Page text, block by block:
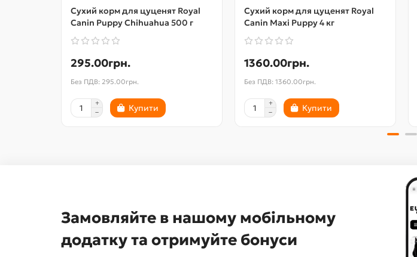
Сухий корм для цуценят Royal
Canin Puppy Chihuahua 500 г
295.00грн.
Без ПДВ: 295.00грн.
Купити
Сухий корм для цуценят Royal
Canin Maxi Puppy 4 кг
1360.00грн.
Без ПДВ: 1360.00грн.
Купити
Замовляйте в нашому мобільному
додатку та отримуйте бонуси